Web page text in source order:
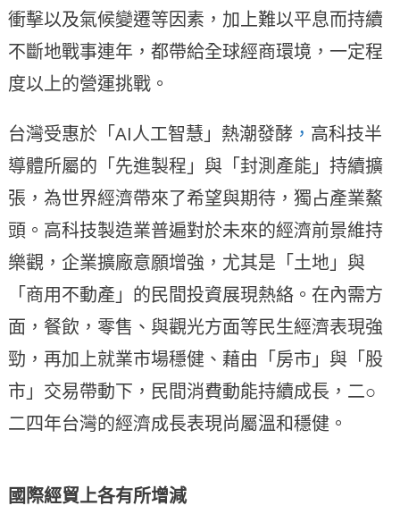
衝擊以及氣候變遷等因素，加上難以平息而持續
不斷地戰事連年，都帶給全球經商環境，一定程
度以上的營運挑戰。
台灣受惠於「AI人工智慧」熱潮發酵， 高科技半
導體所屬的「先進製程」與「封測產能」持續擴
張，為世界經濟帶來了希望與期待，獨占產業鰲
頭。高科技製造業普遍對於未來的經濟前景維持
樂觀，企業擴廠意願增強，尤其是「土地」與
「商用不動產」的民間投資展現熱絡。在內需方
面，餐飲，零售、與觀光方面等民生經濟表現強
勁，再加上就業市場穩健、藉由「房市」與「股
市」交易帶動下，民間消費動能持續成長，二○
二四年台灣的經濟成長表現尚屬溫和穩健。
國際經貿上各有所增減